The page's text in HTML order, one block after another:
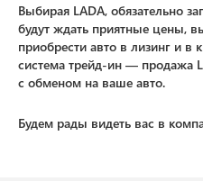
Выбирая LADA, обязательно
будут ждать приятные цены,
приобрести авто в лизинг и в
система трейд-ин — продажа
с обменом на ваше авто.
Будем рады видеть вас в